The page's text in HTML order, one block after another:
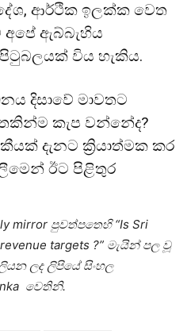
ආර්ථික ඉලක්ක වෙත
අපේ ඇබ්බැහිය
විය හැකිය.
දිසාවේ මාවතට
කැප වන්නේද?
දැනට ක්‍රියාත්මක කර
ඊට පිළිතුර
mirror පුවත්පතෙහි “Is Sri
targets ?” මැයින් පල වූ
ලද ලිපියේ සිංහල
වෙතිනි.